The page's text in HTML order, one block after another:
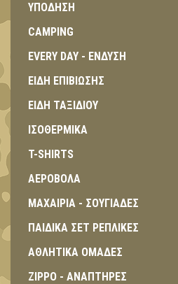
ΥΠΟΔΗΣΗ
CAMPING
EVERY DAY - ΕΝΔΥΣΗ
ΕΙΔΗ ΕΠΙΒΙΩΣΗΣ
ΕΙΔΗ ΤΑΞΙΔΙΟΥ
ΙΣΟΘΕΡΜΙΚΑ
T-SHIRTS
ΑΕΡΟΒΟΛΑ
ΜΑΧΑΙΡΙΑ - ΣΟΥΓΙΑΔΕΣ
ΠΑΙΔΙΚΑ ΣΕΤ ΡΕΠΛΙΚΕΣ
ΑΘΛΗΤΙΚΑ ΟΜΑΔΕΣ
ZIPPO - ΑΝΑΠΤΗΡΕΣ